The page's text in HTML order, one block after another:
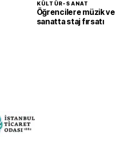
KÜLTÜR-SANAT
Öğrencilere müzik ve
sanatta staj fırsatı